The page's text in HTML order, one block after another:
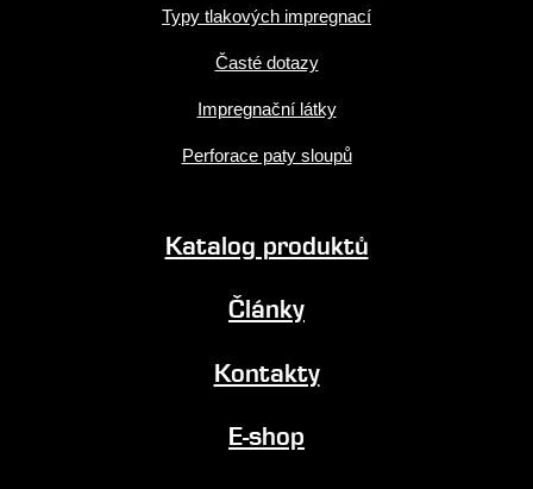
Typy tlakových impregnací
Časté dotazy
Impregnační látky
Perforace paty sloupů
Katalog produktů
Články
Kontakty
E-shop